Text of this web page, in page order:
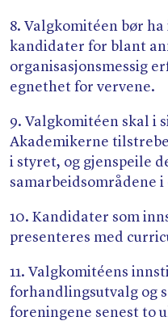
8. Valgkomitéen bør
kandidater for blant
organisasjonsmessig
egnethet for vervene.
9. Valgkomitéen skal i
Akademikerne
i styret, og gjenspeile
samarbeidsområdene i
10. Kandidater som
presenteres med
11. Valgkomitéens
forhandlingsutvalg og
foreningene senest to